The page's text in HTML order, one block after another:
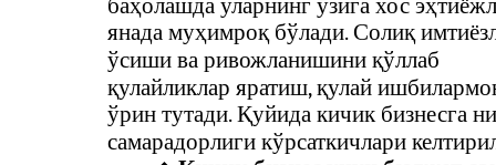
баҳолашда уларнинг ўзига хос
янада муҳимроқ бўлади. Солиқ
ўсиши ва ривожланишини қўллаб
қулайликлар яратиш, қулай
ўрин тутади. Қуйида кичик бизнесга
самарадорлиги кўрсаткичлари